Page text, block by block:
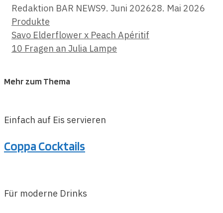
Redaktion BAR NEWS9. Juni 202628. Mai 2026
Produkte
Savo Elderflower x Peach Apéritif
10 Fragen an Julia Lampe
Mehr zum Thema
Einfach auf Eis servieren
Coppa Cocktails
Für moderne Drinks